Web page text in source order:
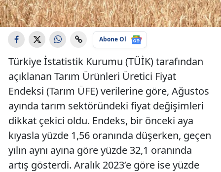
Abone Ol
Türkiye İstatistik Kurumu (TÜİK) tarafından
açıklanan Tarım Ürünleri Üretici Fiyat
Endeksi (Tarım ÜFE) verilerine göre, Ağustos
ayında tarım sektöründeki fiyat değişimleri
dikkat çekici oldu. Endeks, bir önceki aya
kıyasla yüzde 1,56 oranında düşerken, geçen
yılın aynı ayına göre yüzde 32,1 oranında
artış gösterdi. Aralık 2023’e göre ise yüzde